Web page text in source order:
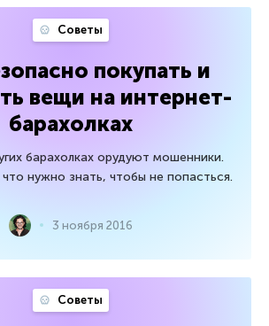
Советы
покупать и
вещи на интернет-
барахолках
барахолках орудуют мошенники.
нужно знать, чтобы не попасться.
3 ноября 2016
Советы